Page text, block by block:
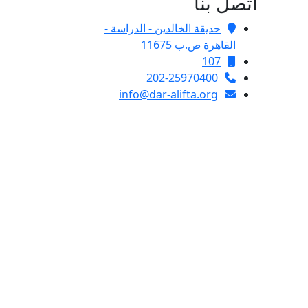
حديقة الخالدين - الدراسة -
القاهرة ص.ب 11675
107
202-25970400
info@dar-alifta.org